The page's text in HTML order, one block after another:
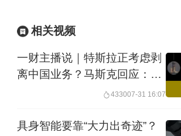
相关视频
一财主播说｜特斯拉正考虑剥
离中国业务？马斯克回应：假
新闻！外资车企在华布局逻辑
433007-31 16:07
具身智能要靠“大力出奇迹”？